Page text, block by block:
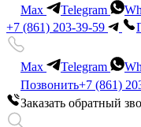
Max
Telegram
+7 (861) 203-39-59
Max Telegram
Позвонить+7 (861)
Заказать обратный